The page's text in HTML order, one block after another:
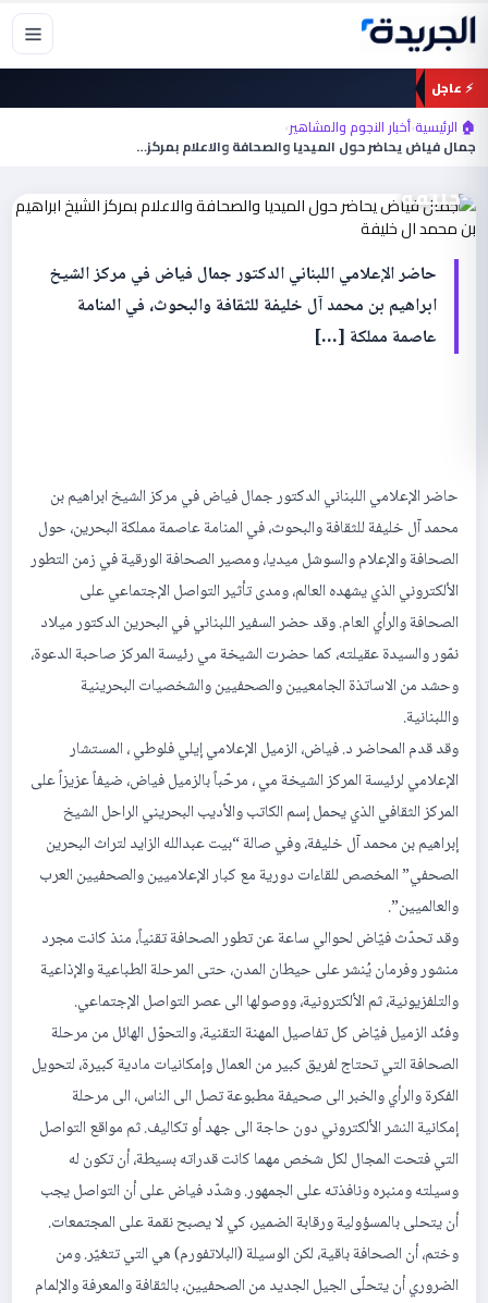
تخطي
المحتوى
⚡ عاجل
🏠 الرئيسية›أخبار النجوم والمشاهير›
جمال فياض يحاضر حول الميديا والصحافة والاعلام بمركز…
أخبار النجوم والمشاهير
جمال فياض يحاضر حول الميديا والصحافة
خليفة
حاضر الإعلامي اللبناني الدكتور جمال فياض في مركز الشيخ
ابراهيم بن محمد آل خليفة للثقافة والبحوث، في المنامة
عاصمة مملكة […]
حاضر الإعلامي اللبناني الدكتور جمال فياض في مركز الشيخ ابراهيم بن
محمد آل خليفة للثقافة والبحوث، في المنامة عاصمة مملكة البحرين، حول
الصحافة والإعلام والسوشل ميديا، ومصير الصحافة الورقية في زمن التطور
الألكتروني الذي يشهده العالم، ومدى تأثير التواصل الإجتماعي على
الصحافة والرأي العام. وقد حضر السفير اللبناني في البحرين الدكتور ميلاد
نمّور والسيدة عقيلته، كما حضرت الشيخة مي رئيسة المركز صاحبة الدعوة،
وحشد من الاساتذة الجامعيين والصحفيين والشخصيات البحرينية
واللبنانية.
وقد قدم المحاضر د. فياض، الزميل الإعلامي إيلي فلوطي ، المستشار
الإعلامي لرئيسة المركز الشيخة مي ، مرحّباً بالزميل فياض، ضيفاً عزيزاً على
المركز الثقافي الذي يحمل إسم الكاتب والأديب البحريني الراحل الشيخ
إبراهيم بن محمد آل خليفة، وفي صالة “بيت عبدالله الزايد لتراث البحرين
الصحفي” المخصص للقاءات دورية مع كبار الإعلاميين والصحفيين العرب
والعالميين”.
وقد تحدّث فيّاض لحوالي ساعة عن تطور الصحافة تقنياً، منذ كانت مجرد
منشور وفرمان يُنشر على حيطان المدن، حتى المرحلة الطباعية والإذاعية
والتلفزيونية، ثم الألكترونية، ووصولها الى عصر التواصل الإجتماعي.
وفنّد الزميل فيّاض كل تفاصيل المهنة التقنية، والتحوّل الهائل من مرحلة
الصحافة التي تحتاج لفريق كبير من العمال وإمكانيات مادية كبيرة، لتحويل
الفكرة والرأي والخبر الى صحيفة مطبوعة تصل الى الناس، الى مرحلة
إمكانية النشر الألكتروني دون حاجة الى جهد أو تكاليف. ثم مواقع التواصل
التي فتحت المجال لكل شخص مهما كانت قدراته بسيطة، أن تكون له
وسيلته ومنبره ونافذته على الجمهور. وشدّد فياض على أن التواصل يجب
أن يتحلى بالمسؤولية ورقابة الضمير، كي لا يصبح نقمة على المجتمعات.
وختم، أن الصحافة باقية، لكن الوسيلة (البلاتفورم) هي التي تتغيّر. ومن
الضروري أن يتحلّى الجيل الجديد من الصحفيين، بالثقافة والمعرفة والإلمام